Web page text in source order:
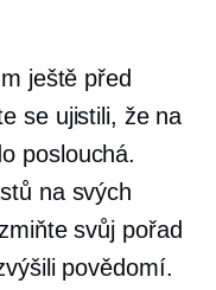
ještě před
se ujistili, že na
poslouchá.
na svých
svůj pořad
povědomí.